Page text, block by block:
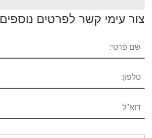
צור עימי קשר לפרטים נוספים